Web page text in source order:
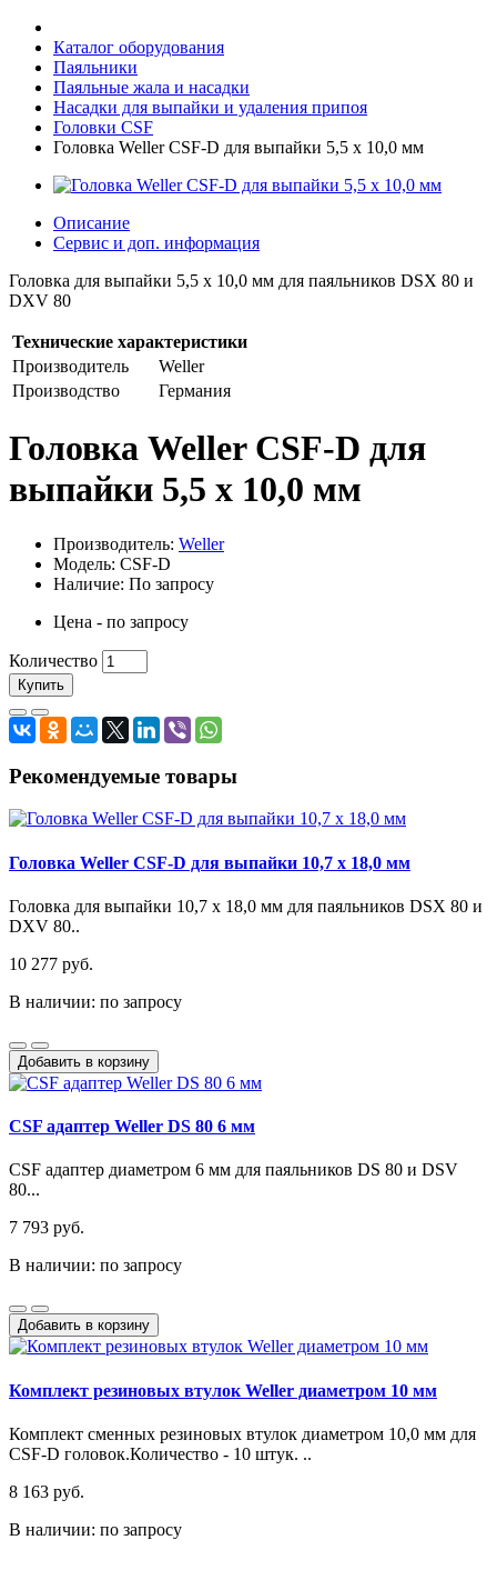
Каталог оборудования
Паяльники
Паяльные жала и насадки
Насадки для выпайки и удаления припоя
Головки CSF
Головка Weller CSF-D для выпайки 5,5 x 10,0 мм
Описание
Сервис и доп. информация
Головка для выпайки 5,5 x 10,0 мм для паяльников DSX 80 и
DXV 80
Технические характеристики
Производитель
Weller
Производство
Германия
Головка Weller CSF-D для
выпайки 5,5 x 10,0 мм
Производитель: Weller
Модель: CSF-D
Наличие: По запросу
Цена - по запросу
Количество
Купить
Рекомендуемые товары
Головка Weller CSF-D для выпайки 10,7 x 18,0 мм
Головка для выпайки 10,7 x 18,0 мм для паяльников DSX 80 и
DXV 80..
10 277 руб.
В наличии: по запросу
Добавить в корзину
CSF адаптер Weller DS 80 6 мм
CSF адаптер диаметром 6 мм для паяльников DS 80 и DSV
80...
7 793 руб.
В наличии: по запросу
Добавить в корзину
Комплект резиновых втулок Weller диаметром 10 мм
Комплект сменных резиновых втулок диаметром 10,0 мм для
CSF-D головок.Количество - 10 штук. ..
8 163 руб.
В наличии: по запросу